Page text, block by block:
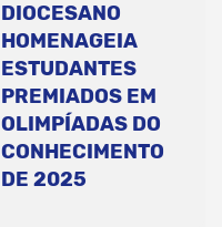
DIOCESANO
HOMENAGEIA
ESTUDANTES
PREMIADOS EM
OLIMPÍADAS DO
CONHECIMENTO
DE 2025